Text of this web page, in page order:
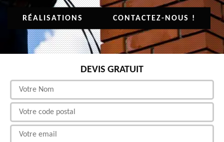
RÉALISATIONS CONTACTEZ-NOUS !
DEVIS GRATUIT